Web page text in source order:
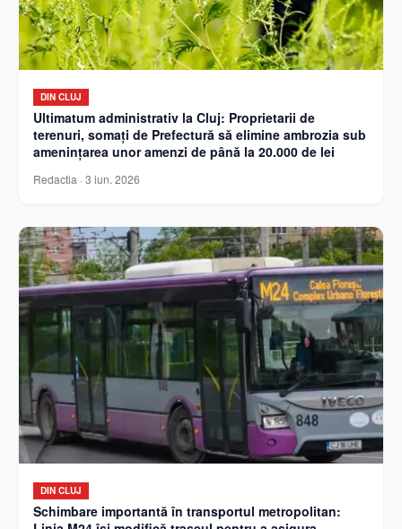
DIN CLUJ
Ultimatum administrativ la Cluj: Proprietarii de
terenuri, somați de Prefectură să elimine ambrozia sub
amenințarea unor amenzi de până la 20.000 de lei
Redactia · 3 iun. 2026
DIN CLUJ
Schimbare importantă în transportul metropolitan: